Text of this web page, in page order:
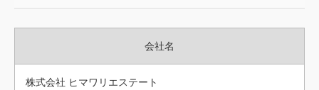
掲載受付窓口はこちら
会社名
株式会社 ヒマワリエステート